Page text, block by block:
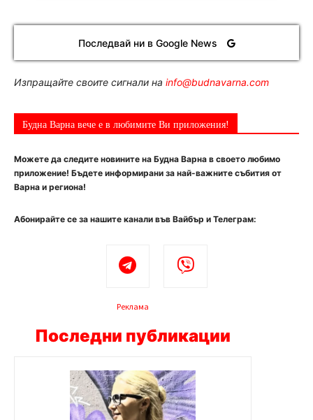
Последвай ни в Google News
Изпращайте своите сигнали на info@budnavarna.com
Будна Варна вече е в любимите Ви приложения!
Можете да следите новините на Будна Варна в своето любимо
приложение! Бъдете информирани за най-важните събития от
Варна и региона!
Абонирайте се за нашите канали във Вайбър и Телеграм:
Реклама
Последни публикации